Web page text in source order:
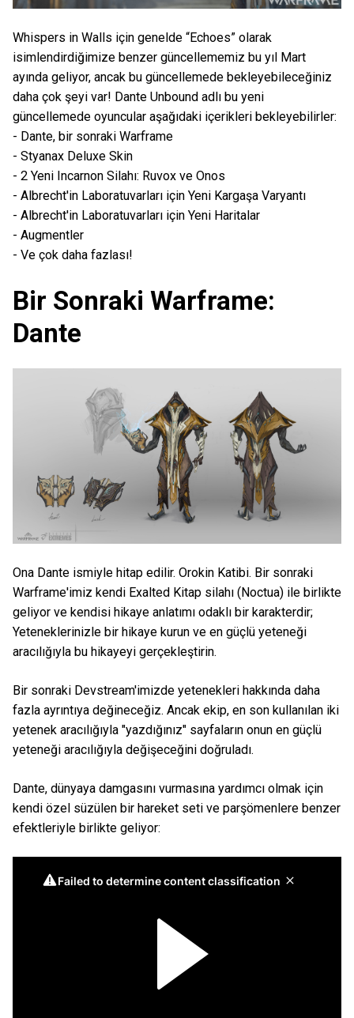
Whispers in Walls için genelde “Echoes” olarak
isimlendirdiğimize benzer güncellememiz bu yıl Mart
ayında geliyor, ancak bu güncellemede bekleyebileceğiniz
daha çok şeyi var! Dante Unbound adlı bu yeni
güncellemede oyuncular aşağıdaki içerikleri bekleyebilirler:
- Dante, bir sonraki Warframe
- Styanax Deluxe Skin
- 2 Yeni Incarnon Silahı: Ruvox ve Onos
- Albrecht'in Laboratuvarları için Yeni Kargaşa Varyantı
- Albrecht'in Laboratuvarları için Yeni Haritalar
- Augmentler
- Ve çok daha fazlası!
Bir Sonraki Warframe:
Dante
Ona Dante ismiyle hitap edilir. Orokin Katibi. Bir sonraki
Warframe'imiz kendi Exalted Kitap silahı (Noctua) ile birlikte
geliyor ve kendisi hikaye anlatımı odaklı bir karakterdir;
Yeteneklerinizle bir hikaye kurun ve en güçlü yeteneği
aracılığıyla bu hikayeyi gerçekleştirin.
Bir sonraki Devstream'imizde yetenekleri hakkında daha
fazla ayrıntıya değineceğiz. Ancak ekip, en son kullanılan iki
yetenek aracılığıyla "yazdığınız" sayfaların onun en güçlü
yeteneği aracılığıyla değişeceğini doğruladı.
Dante, dünyaya damgasını vurmasına yardımcı olmak için
kendi özel süzülen bir hareket seti ve parşömenlere benzer
efektleriyle birlikte geliyor: